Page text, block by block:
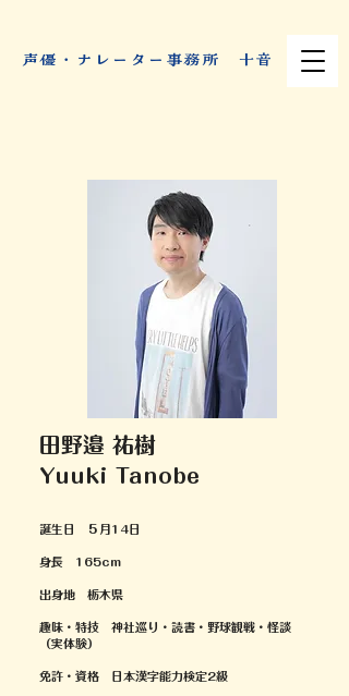
​声優・ナレーター事務所 十音
田野邉 祐樹
Yuuki Tanobe
誕生日 ５月14日
身長 165cm
出身地 栃木県
趣味・特技 神社巡り・読書・野球観戦・怪談
（実体験）
免許・資格 日本漢字能力検定2級